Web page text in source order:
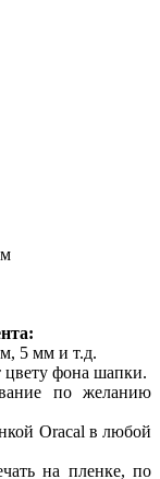
5 мм и т.д.
цвету фона шапки.
по желанию
Oracal в любой
на пленке, по